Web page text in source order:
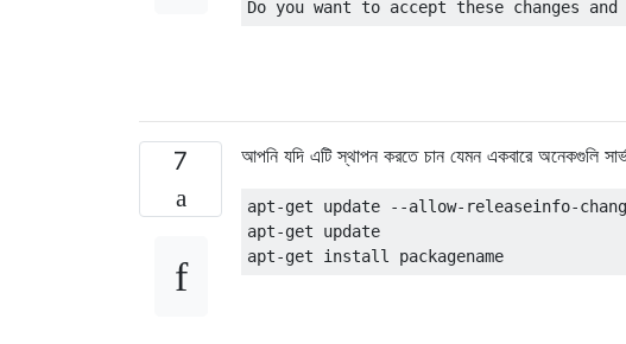
7 আপনি যদি এটি স্থাপন করতে চান যেমন একবারে অনেকগুলি
apt-get update --allow-releaseinfo-
apt-get update